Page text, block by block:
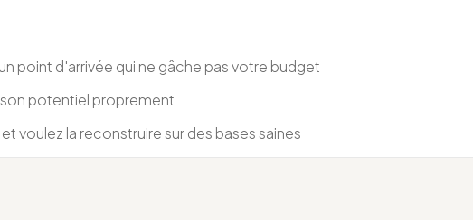
point d'arrivée qui ne gâche pas votre budget
potentiel proprement
voulez la reconstruire sur des bases saines